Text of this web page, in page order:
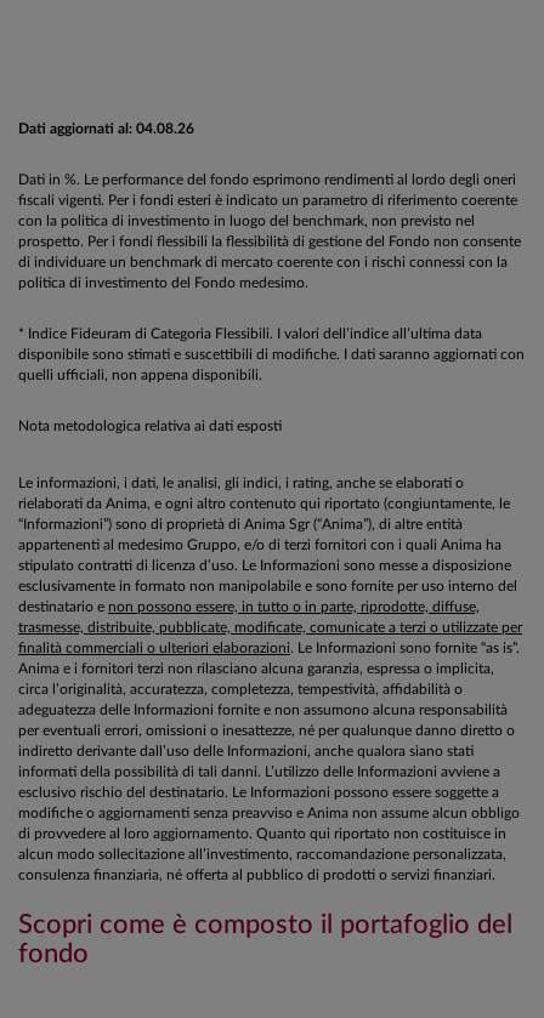
Dati aggiornati al: 04.08.26
Dati in %. Le performance del fondo esprimono rendimenti al lordo degli oneri
fiscali vigenti. Per i fondi esteri è indicato un parametro di riferimento coerente
con la politica di investimento in luogo del benchmark, non previsto nel
prospetto. Per i fondi flessibili la flessibilità di gestione del Fondo non consente
di individuare un benchmark di mercato coerente con i rischi connessi con la
politica di investimento del Fondo medesimo.
* Indice Fideuram di Categoria Flessibili. I valori dell’indice all’ultima data
disponibile sono stimati e suscettibili di modifiche. I dati saranno aggiornati con
quelli ufficiali, non appena disponibili.
Nota metodologica relativa ai dati esposti
Le informazioni, i dati, le analisi, gli indici, i rating, anche se elaborati o
rielaborati da Anima, e ogni altro contenuto qui riportato (congiuntamente, le
“Informazioni”) sono di proprietà di Anima Sgr (“Anima”), di altre entità
appartenenti al medesimo Gruppo, e/o di terzi fornitori con i quali Anima ha
stipulato contratti di licenza d’uso. Le Informazioni sono messe a disposizione
esclusivamente in formato non manipolabile e sono fornite per uso interno del
destinatario e non possono essere, in tutto o in parte, riprodotte, diffuse,
trasmesse, distribuite, pubblicate, modificate, comunicate a terzi o utilizzate per
finalità commerciali o ulteriori elaborazioni. Le Informazioni sono fornite “as is”.
Anima e i fornitori terzi non rilasciano alcuna garanzia, espressa o implicita,
circa l’originalità, accuratezza, completezza, tempestività, affidabilità o
adeguatezza delle Informazioni fornite e non assumono alcuna responsabilità
per eventuali errori, omissioni o inesattezze, né per qualunque danno diretto o
indiretto derivante dall’uso delle Informazioni, anche qualora siano stati
informati della possibilità di tali danni. L’utilizzo delle Informazioni avviene a
esclusivo rischio del destinatario. Le Informazioni possono essere soggette a
modifiche o aggiornamenti senza preavviso e Anima non assume alcun obbligo
di provvedere al loro aggiornamento. Quanto qui riportato non costituisce in
alcun modo sollecitazione all’investimento, raccomandazione personalizzata,
consulenza finanziaria, né offerta al pubblico di prodotti o servizi finanziari.
Scopri come è composto il portafoglio del
fondo